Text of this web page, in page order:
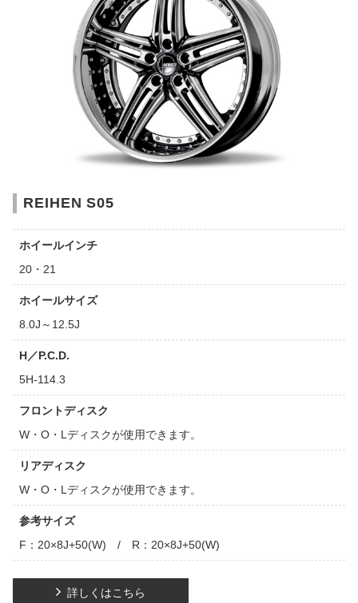
REIHEN S05
ホイールインチ
20・21
ホイールサイズ
8.0J～12.5J
H／P.C.D.
5H-114.3
フロントディスク
W・O・Lディスクが使用できます。
リアディスク
W・O・Lディスクが使用できます。
参考サイズ
F：20×8J+50(W) / R：20×8J+50(W)
詳しくはこちら